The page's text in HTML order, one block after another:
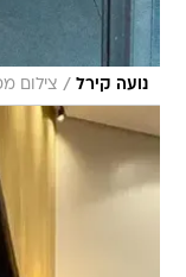
נועה קירל / צילום